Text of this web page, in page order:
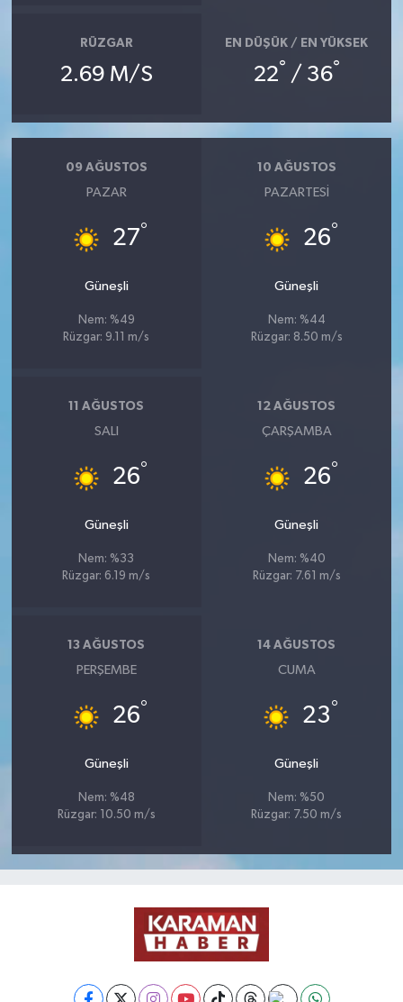
RÜZGAR
2.69 M/S
EN DÜŞÜK / EN YÜKSEK
22° / 36°
09 AĞUSTOS
PAZAR
27°
Güneşli
Nem: %49
Rüzgar: 9.11 m/s
10 AĞUSTOS
PAZARTESI
26°
Güneşli
Nem: %44
Rüzgar: 8.50 m/s
11 AĞUSTOS
SALI
26°
Güneşli
Nem: %33
Rüzgar: 6.19 m/s
12 AĞUSTOS
ÇARŞAMBA
26°
Güneşli
Nem: %40
Rüzgar: 7.61 m/s
13 AĞUSTOS
PERŞEMBE
26°
Güneşli
Nem: %48
Rüzgar: 10.50 m/s
14 AĞUSTOS
CUMA
23°
Güneşli
Nem: %50
Rüzgar: 7.50 m/s